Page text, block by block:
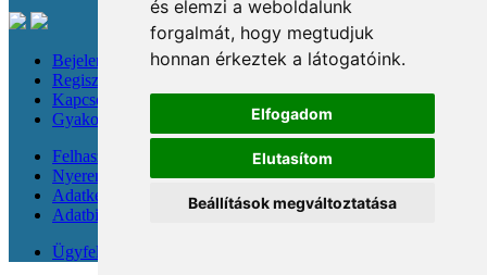
és elemzi a weboldalunk
forgalmát, hogy megtudjuk
honnan érkeztek a látogatóink.
Elfogadom
Elutasítom
Beállítások megváltoztatása
Bejelentkezés
Regisztráció
Kapcsolat
Gyakori kérdések
Felhasználási feltételek
Nyereménysorsolási szabályzat
Adatkezelési tájékoztató
Adatbiztonság
Ügyfeleknek & újságíróknak